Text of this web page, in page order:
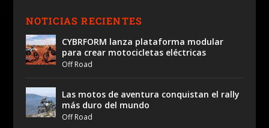
NOTICIAS RECIENTES
CYBRFORM lanza plataforma modular
para crear motocicletas eléctricas
Off Road
Las motos de aventura conquistan el rally
más duro del mundo
Off Road